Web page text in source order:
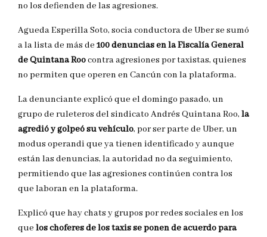
no los defienden de las agresiones.
Agueda Esperilla Soto, socia conductora de Uber se sumó
a la lista de más de 100 denuncias en la Fiscalía General
de Quintana Roocontra agresiones por taxistas, quienes
no permiten que operen en Cancún con la plataforma.
La denunciante explicó que el domingo pasado, un
grupo de ruleteros del sindicato Andrés Quintana Roo, la
agredió y golpeó su vehículo, por ser parte de Uber, un
modus operandi que ya tienen identificado y aunque
están las denuncias, la autoridad no da seguimiento,
permitiendo que las agresiones continúen contra los
que laboran en la plataforma.
Explicó que hay chats y grupos por redes sociales en los
que los choferes de los taxis se ponen de acuerdo para